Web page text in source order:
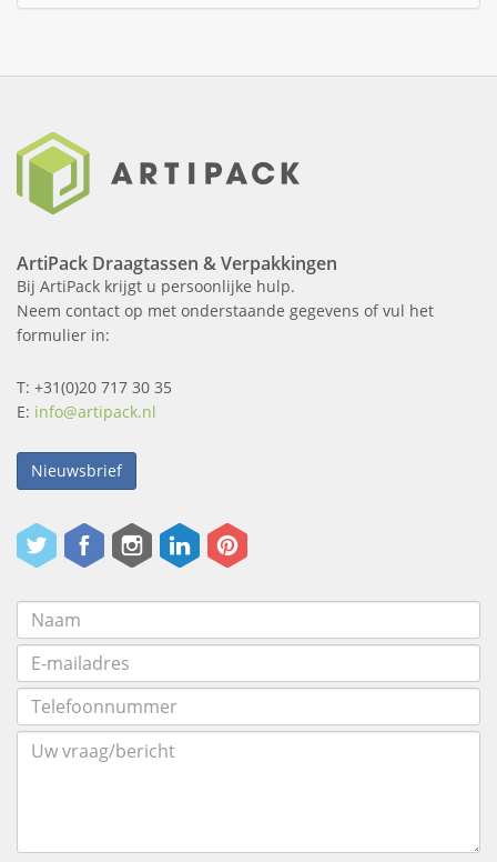
ArtiPack Draagtassen & Verpakkingen
Bij ArtiPack krijgt u persoonlijke hulp.
Neem contact op met onderstaande gegevens of vul het
formulier in:
T: +31(0)20 717 30 35
E: info@artipack.nl
Nieuwsbrief